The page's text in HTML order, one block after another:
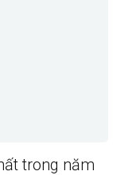
trong năm